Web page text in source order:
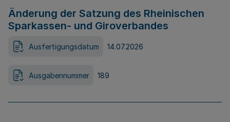
Änderung der Satzung des Rheinischen
Sparkassen- und Giroverbandes
Ausfertigungsdatum 14.07.2026
Ausgabennummer 189